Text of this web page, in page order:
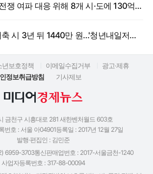
고용부, 중동전쟁 여파 대응 위해 8개 시·도에 130억 원 긴급 투입
월 10만 원 저축 시 3년 뒤 1440만 원…'청년내일저축계좌' 신규 모집
년보호정책 이메일수집거부
광고·제휴
정보취급방침
기사제보
금천구 시흥대로 281 새한벤처월드 603호
번호 : 서울 아04901등록일 : 2017년 12월 27일
발행·편집인 : 김민준
6959-3703통신판매업번호 : 2017-서울금천-1240
사업자등록번호 : 317-88-00094